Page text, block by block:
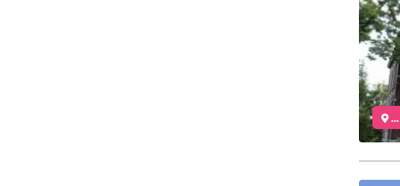
...